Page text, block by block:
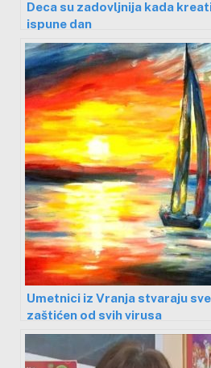
Deca su zadovljnija kada
ispune dan
Umetnici iz Vranja stvaraju
zaštićen od svih virusa